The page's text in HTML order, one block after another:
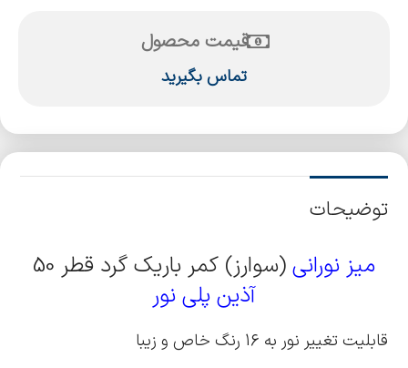
قیمت محصول
تماس بگیرید
توضیحات
میز نورانی(سوارز) کمر باریک گرد قطر 50
آذین پلی نور
قابلیت تغییر نور به 16 رنگ خاص و زیبا